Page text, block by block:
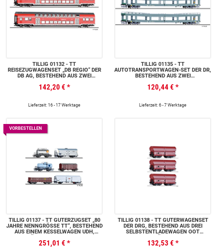
TILLIG 01132 - TT
REISEZUGWAGENSET „DB REGIO“ DER
DB AG, BESTEHEND AUS ZWEI
TEIL 2, EP. VI
142,20 € *
Lieferzeit: 16 - 17 Werktage
TILLIG 01135 - TT
AUTOTRANSPORTWAGEN-SET DER DR,
BESTEHEND AUS ZWEI
120,44 € *
Lieferzeit: 6 - 7 Werktage
VORBESTELLEN
TILLIG 01137 - TT GÜTERZUGSET „80
JAHRE NENNGRÖSSE TT“, BESTEHEND
AUS EINEM KESSELWAGEN UDH, E
KESSELWAGEN Z, EINEM GEDECKTEN
251,01 € *
TILLIG 01138 - TT GÜTERWAGENSET
DER DRG, BESTEHEND AUS DREI
SELBSTENTLADEWAGEN OOT
132,53 € *